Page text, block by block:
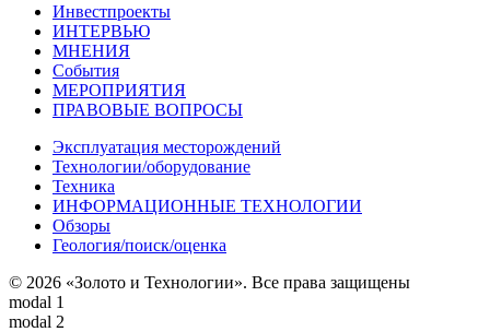
Инвестпроекты
ИНТЕРВЬЮ
МНЕНИЯ
События
МЕРОПРИЯТИЯ
ПРАВОВЫЕ ВОПРОСЫ
Эксплуатация месторождений
Технологии/оборудование
Техника
ИНФОРМАЦИОННЫЕ ТЕХНОЛОГИИ
Обзоры
Геология/поиск/оценка
© 2026 «Золото и Технологии». Все права защищены
modal 1
modal 2